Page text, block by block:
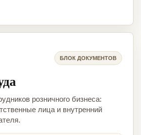
БЛОК ДОКУМЕНТОВ
розничного бизнеса:
лица и внутренний